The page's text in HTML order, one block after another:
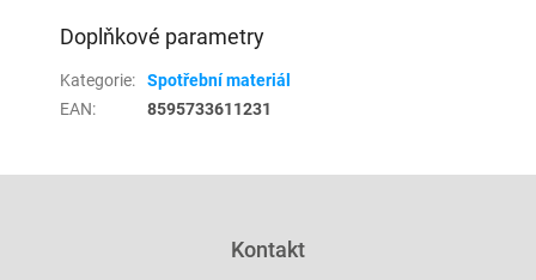
Doplňkové parametry
Kategorie:
Spotřební materiál
EAN: 8595733611231
Kontakt